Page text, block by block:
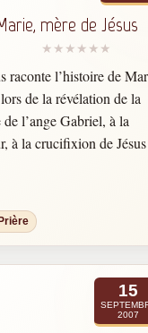
mère de Jésus
raconte l’histoire de
de la révélation de la
l’ange Gabriel, à la
à la crucifixion de Jésus
est décrite comme un
pour toutes les
de bonne volonté.
Prière
15
2007